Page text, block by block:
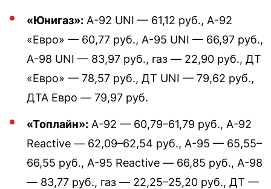
«Юнигаз»: А-92 UNI — 61,12 руб., А-92
«Евро» — 60,77 руб., А-95 UNI — 66,97 руб.,
А-98 UNI — 83,97 руб., газ — 22,90 руб., ДТ
«Евро» — 78,57 руб., ДТ UNI — 79,62 руб.,
ДТА Евро — 79,97 руб.
«Топлайн»: А-92 — 60,79–61,79 руб., А-92
Reactive — 62,09–62,54 руб., А-95 — 65,55–
66,55 руб., А-95 Reactive — 66,85 руб., А-98
— 83,77 руб., газ — 22,25–25,20 руб., ДТ —